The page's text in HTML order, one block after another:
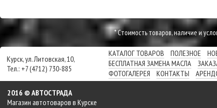
* Cтоимость товаров, наличие и
Курск, ул. Литовская, 10,
Тел.: +7 (4712) 730-885
КАТАЛОГ ТОВАРОВ ПОЛЕЗНОЕ
БЕСПЛАТНАЯ ЗАМЕНА МАСЛА
ФОТОГАЛЕРЕЯ
КОНТАКТЫ
2016 © АВТОСТРАДА
Магазин автотоваров в Курске